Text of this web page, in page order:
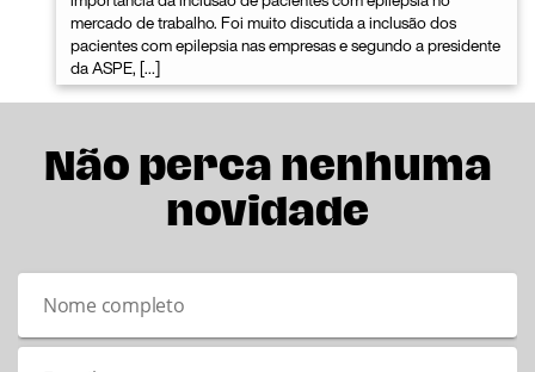
mercado de trabalho. Foi muito discutida a inclusão dos
pacientes com epilepsia nas empresas e segundo a presidente
da ASPE, […]
Não perca nenhuma
novidade